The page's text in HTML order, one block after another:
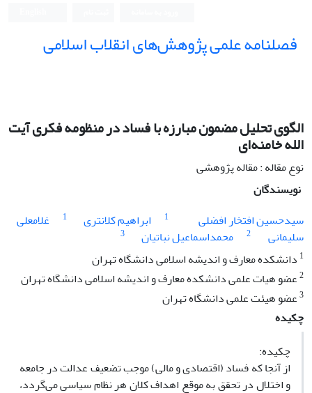
فصلنامه علمی پژوهش‌های انقلاب اسلامی
الگوی تحلیل مضمون مبارزه با فساد در منظومه فکری آیت
الله خامنه‌ای
نوع مقاله : مقاله پژوهشی
نویسندگان
سیدحسین افتخار افضلی
1 ابراهیم کلانتری 1
غلامعلی
سلیمانی
2 محمداسماعیل نباتیان
3
1 دانشکده معارف و اندیشه اسلامی دانشگاه تهران
2عضو هیات علمی دانشکده معارف و اندیشه اسلامی دانشگاه تهران
3عضو هیئت علمی دانشگاه تهران
چکیده
چکیده:
از آنجا که فساد (اقتصادی و مالی) موجب تضعیف عدالت در جامعه
و اختلال در تحقق به موقع اهداف کلان هر نظام سیاسی می‌گردد،